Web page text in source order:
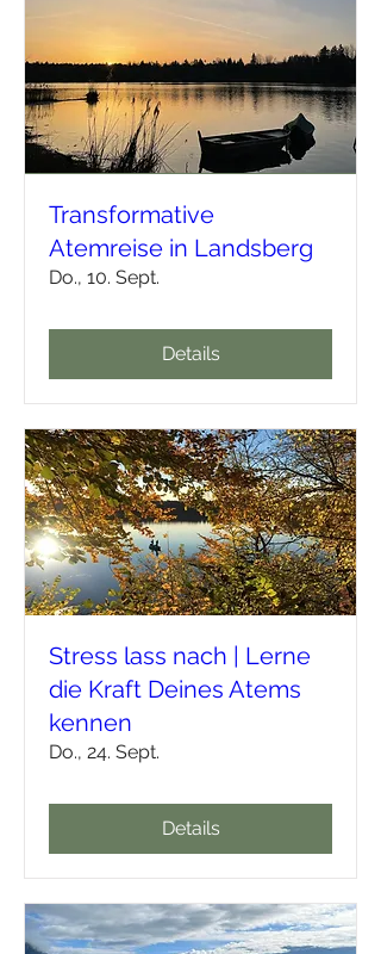
Transformative
Atemreise in Landsberg
Do., 10. Sept.
Details
Stress lass nach | Lerne
die Kraft Deines Atems
kennen
Do., 24. Sept.
Details